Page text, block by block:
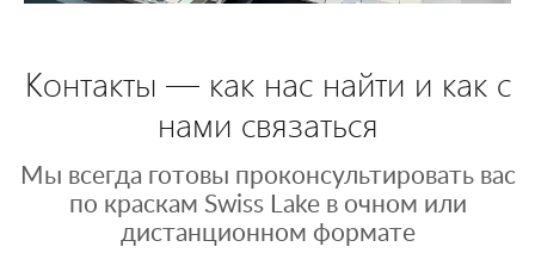
Контакты — как нас найти и как с
нами связаться
Мы всегда готовы проконсультировать вас
по краскам Swiss Lake в очном или
дистанционном формате